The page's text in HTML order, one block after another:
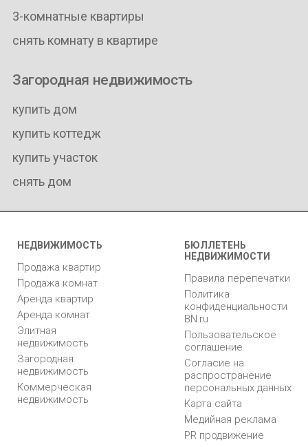
3-комнатные квартиры
снять комнату в квартире
Загородная недвижимость
купить дом
купить коттедж
купить участок
снять дом
НЕДВИЖИМОСТЬ
Продажа квартир
Продажа комнат
Аренда квартир
Аренда комнат
Элитная
недвижимость
Загородная
недвижимость
Коммерческая
недвижимость
БЮЛЛЕТЕНЬ
НЕДВИЖИМОСТИ
Правила перепечатки
Политика
конфиденциальности
BN.ru
Пользовательское
соглашение
Согласие на
распространение
персональных данных
Карта сайта
Медийная реклама
PR продвижение